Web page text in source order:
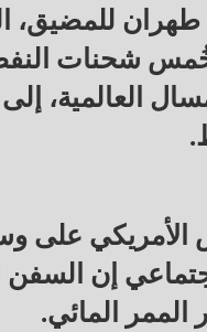
طهران للمضيق،
شحنات النفط
العالمية،
الأمريكي على
إن السفن
المائي.